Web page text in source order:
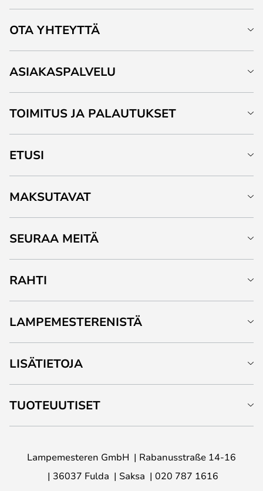
OTA YHTEYTTÄ
ASIAKASPALVELU
TOIMITUS JA PALAUTUKSET
ETUSI
MAKSUTAVAT
SEURAA MEITÄ
RAHTI
LAMPEMESTERENISTÄ
LISÄTIETOJA
TUOTEUUTISET
Lampemesteren GmbH
Rabanusstraße 14-16
36037 Fulda
Saksa
020 787 1616